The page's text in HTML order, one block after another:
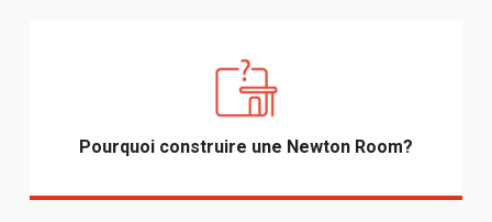
Pourquoi construire une Newton Room?